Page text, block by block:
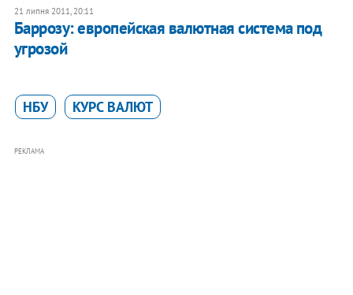
21 липня 2011, 20:11
Баррозу: европейская валютная система под
угрозой
НБУ КУРС ВАЛЮТ
РЕКЛАМА